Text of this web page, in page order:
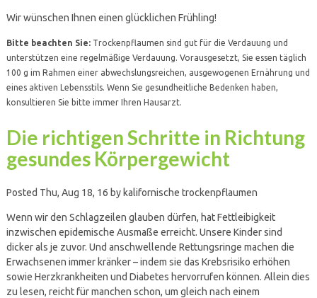
Wir wünschen Ihnen einen glücklichen Frühling!
Bitte beachten Sie: Trockenpflaumen sind gut für die Verdauung und
unterstützen eine regelmäßige Verdauung. Vorausgesetzt, Sie essen täglich
100 g im Rahmen einer abwechslungsreichen, ausgewogenen Ernährung und
eines aktiven Lebensstils. Wenn Sie gesundheitliche Bedenken haben,
konsultieren Sie bitte immer Ihren Hausarzt.
Die richtigen Schritte in Richtung
gesundes Körpergewicht
Posted Thu, Aug 18, 16 by kalifornische trockenpflaumen
Wenn wir den Schlagzeilen glauben dürfen, hat Fettleibigkeit
inzwischen epidemische Ausmaße erreicht. Unsere Kinder sind
dicker als je zuvor. Und anschwellende Rettungsringe machen die
Erwachsenen immer kränker – indem sie das Krebsrisiko erhöhen
sowie Herzkrankheiten und Diabetes hervorrufen können. Allein dies
zu lesen, reicht für manchen schon, um gleich nach einem